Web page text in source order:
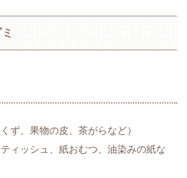
ず、果物の皮、茶がらなど）
ィッシュ、紙おむつ、油染みの紙な